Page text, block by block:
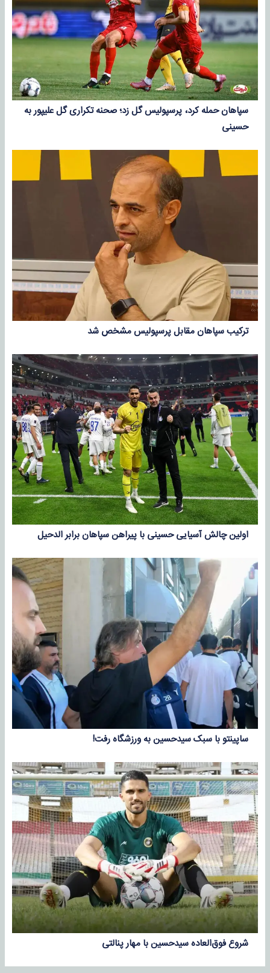
سپاهان حمله کرد، پرسپولیس گل زد؛ صحنه تکراری گل علیپور به
حسینی
ترکیب سپاهان مقابل پرسپولیس مشخص شد
اولین چالش آسیایی حسینی با پیراهن سپاهان برابر الدحیل
ساپینتو با سبک سیدحسین به ورزشگاه رفت!
شروع فوق‌العاده سیدحسین با مهار پنالتی